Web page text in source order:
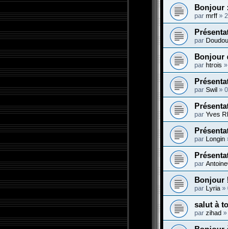
Bonjour
par mrff »
par Doudou
Bonjour
par htrois »
par Swil »
par Yves
par Longin
par
Bonjour
par Lyria »
salut à
par zihad »